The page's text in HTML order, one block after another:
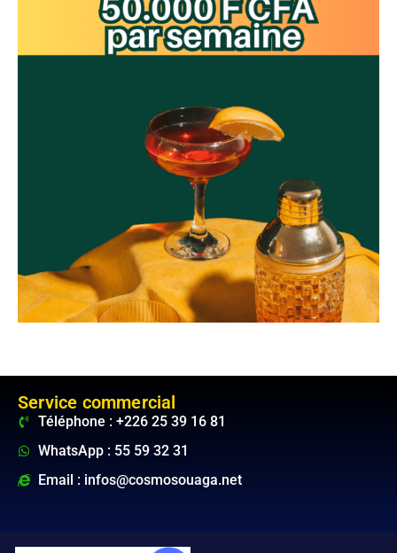
Service commercial
Téléphone : +226 25 39 16 81
WhatsApp : 55 59 32 31
Email : infos@cosmosouaga.net